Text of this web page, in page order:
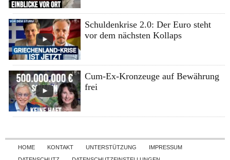
Schuldenkrise 2.0: Der Euro steht
vor dem nächsten Kollaps
Cum-Ex-Kronzeuge auf Bewährung
frei
Skip to content
HOME KONTAKT UNTERSTÜTZUNG
IMPRESSUM